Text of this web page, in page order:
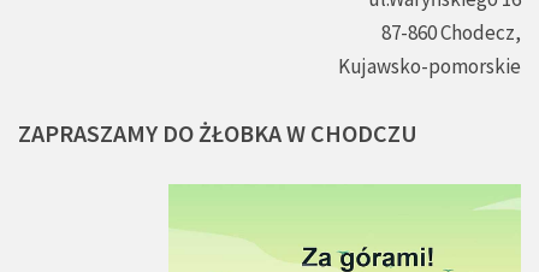
87-860 Chodecz,
Kujawsko-pomorskie
ZAPRASZAMY DOŻŁOBKAW CHODCZU